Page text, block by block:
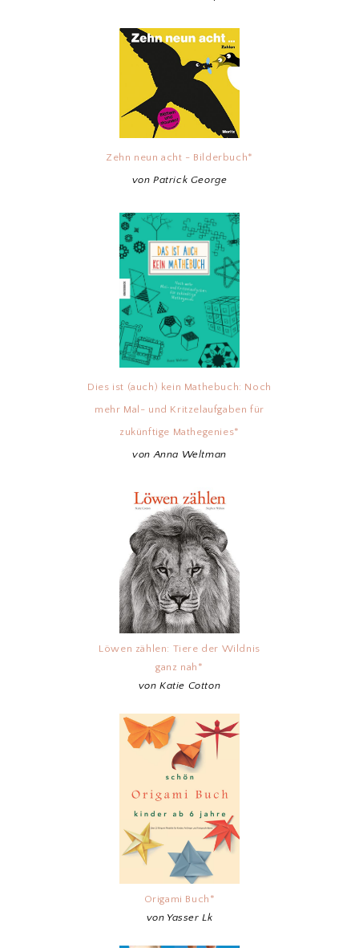
Zehn neun acht - Bilderbuch*
von Patrick George
Dies ist (auch) kein Mathebuch: Noch
mehr Mal- und Kritzelaufgaben für
zukünftige Mathegenies*
von Anna Weltman
Löwen zählen: Tiere der Wildnis
ganz nah*
von Katie Cotton
Origami Buch*
von Yasser Lk